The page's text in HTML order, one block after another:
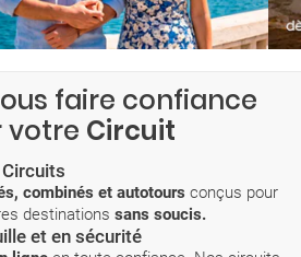
faire confiance
votre Circuit
combinés et autotours conçus pour
destinations sans soucis.
et en sécurité